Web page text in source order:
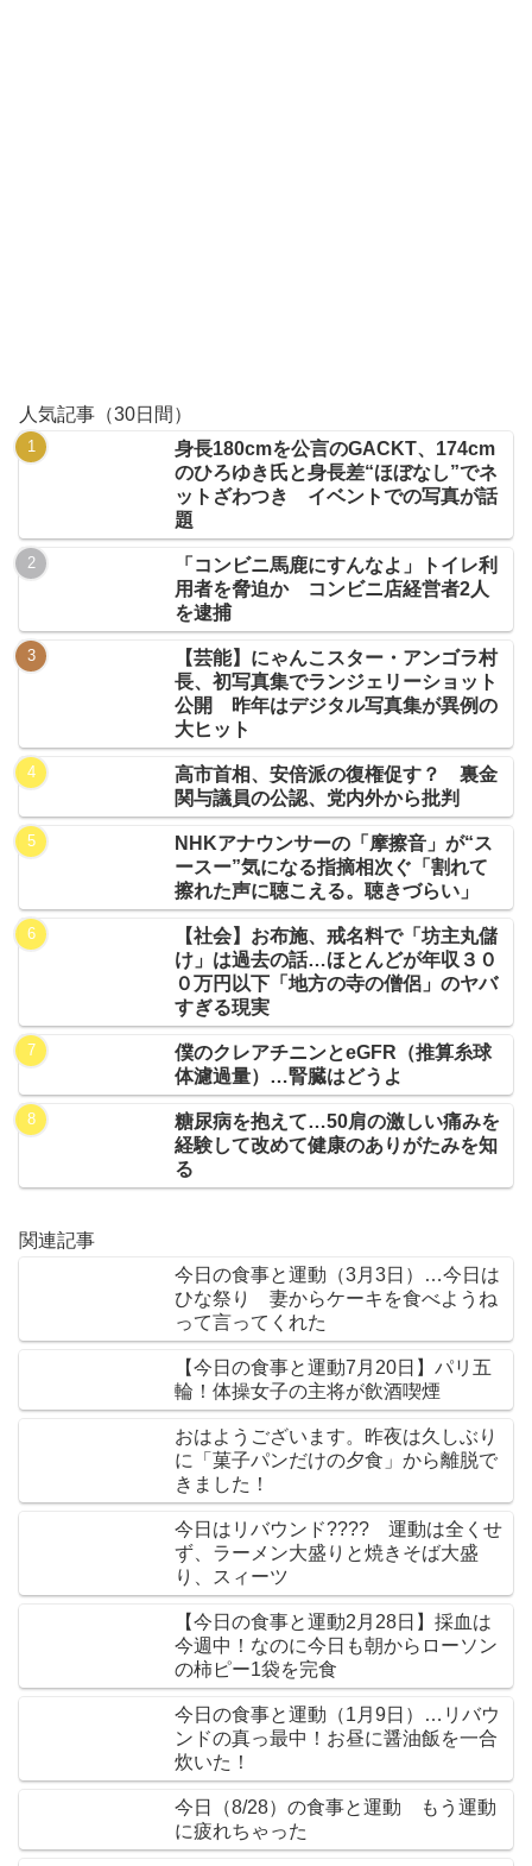
人気記事（30日間）
身長180cmを公言のGACKT、174cm
のひろゆき氏と身長差“ほぼなし”でネ
ットざわつき イベントでの写真が話
題
「コンビニ馬鹿にすんなよ」トイレ利
用者を脅迫か コンビニ店経営者2人
を逮捕
【芸能】にゃんこスター・アンゴラ村
長、初写真集でランジェリーショット
公開 昨年はデジタル写真集が異例の
大ヒット
高市首相、安倍派の復権促す？ 裏金
関与議員の公認、党内外から批判
NHKアナウンサーの「摩擦音」が“ス
ースー”気になる指摘相次ぐ「割れて
擦れた声に聴こえる。聴きづらい」
【社会】お布施、戒名料で「坊主丸儲
け」は過去の話…ほとんどが年収３０
０万円以下「地方の寺の僧侶」のヤバ
すぎる現実
僕のクレアチニンとeGFR（推算糸球
体濾過量）…腎臓はどうよ
糖尿病を抱えて…50肩の激しい痛みを
経験して改めて健康のありがたみを知
る
関連記事
今日の食事と運動（3月3日）…今日は
ひな祭り 妻からケーキを食べようね
って言ってくれた
【今日の食事と運動7月20日】パリ五
輪！体操女子の主将が飲酒喫煙
おはようございます。昨夜は久しぶり
に「菓子パンだけの夕食」から離脱で
きました！
今日はリバウンド???? 運動は全くせ
ず、ラーメン大盛りと焼きそば大盛
り、スィーツ
【今日の食事と運動2月28日】採血は
今週中！なのに今日も朝からローソン
の柿ピー1袋を完食
今日の食事と運動（1月9日）…リバウ
ンドの真っ最中！お昼に醤油飯を一合
炊いた！
今日（8/28）の食事と運動 もう運動
に疲れちゃった